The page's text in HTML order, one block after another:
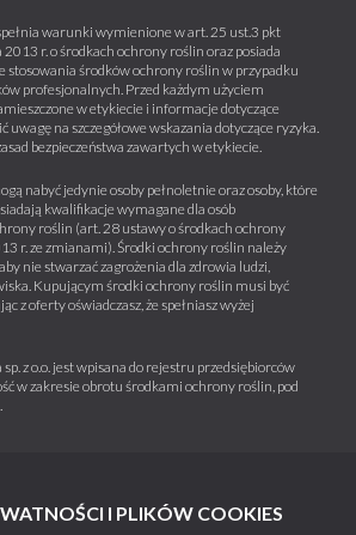
warunki wymienione w art. 25 ust.3 pkt
r. o środkach ochrony roślin oraz posiada
stosowania środków ochrony roślin w przypadku
profesjonalnych. Przed każdym użyciem
w etykiecie i informacje dotyczące
uwagę na szczegółowe wskazania dotyczące ryzyka.
bezpieczeństwa zawartych w etykiecie.
nabyć jedynie osoby pełnoletnie oraz osoby, które
kwalifikacje wymagane dla osób
roślin (art. 28 ustawy o środkach ochrony
r. ze zmianami). Środki ochrony roślin należy
nie stwarzać zagrożenia dla zdrowia ludzi,
Kupującym środki ochrony roślin musi być
z oferty oświadczasz, że spełniasz wyżej
z o.o. jest wpisana do rejestru przedsiębiorców
w zakresie obrotu środkami ochrony roślin, pod
I PLIKÓW COOKIES